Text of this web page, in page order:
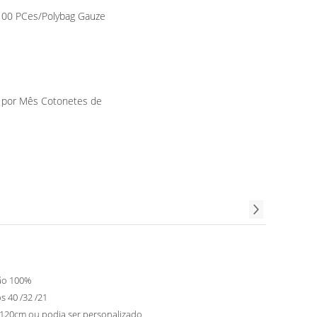
PCes/Polybag Gauze
Mês Cotonetes de
100%
40 /32 /21
ou podia ser personalizado